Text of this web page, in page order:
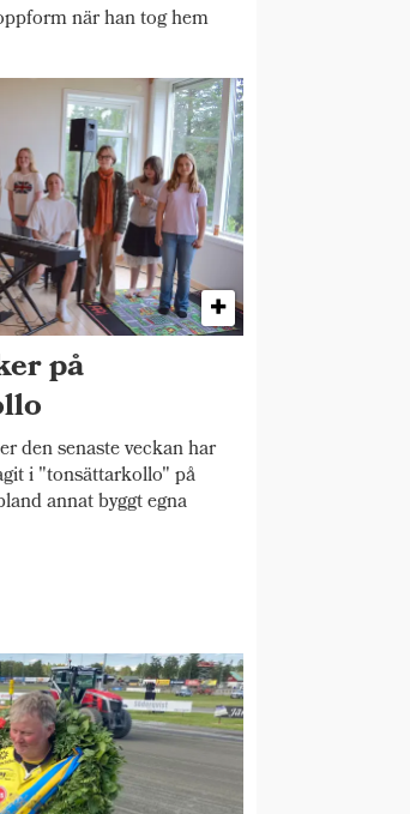
när han tog hem
på
den senaste veckan har
i "tonsättarkollo" på
annat byggt egna